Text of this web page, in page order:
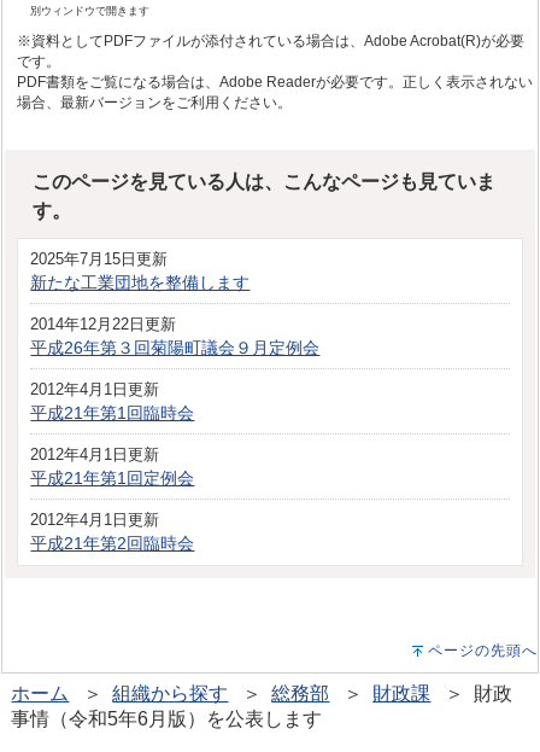
別ウィンドウで開きます
※資料としてPDFファイルが添付されている場合は、Adobe Acrobat(R)が必要
です。
PDF書類をご覧になる場合は、Adobe Readerが必要です。正しく表示されない
場合、最新バージョンをご利用ください。
このページを見ている人は、こんなページも見ていま
す。
2025年7月15日更新
新たな工業団地を整備します
2014年12月22日更新
平成26年第３回菊陽町議会９月定例会
2012年4月1日更新
平成21年第1回臨時会
2012年4月1日更新
平成21年第1回定例会
2012年4月1日更新
平成21年第2回臨時会
ページの先頭へ
ホーム ＞組織から探す ＞総務部 ＞ 財政課 ＞ 財政
事情（令和5年6月版）を公表します